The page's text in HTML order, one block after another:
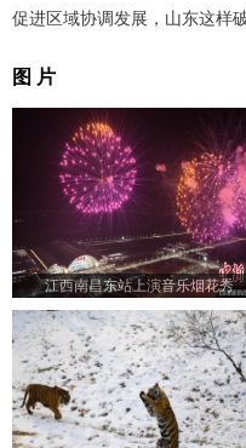
促进区域协调发展，山东这样
图 片
江西南昌东站上演音乐烟花秀